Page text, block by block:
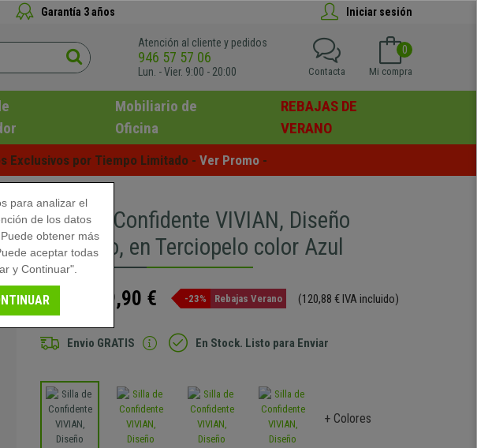
Garantía 3 años Iniciar sesión
Atención al cliente y pedidos
946 57 57 06
Lun. - Vier. 9:00 - 20:00
0
Mi compra
Contacta
Mobiliario de
Oficina
REBAJAS DE
VERANO
Exclusivos por Tiempo Limitado - Ver Promo -
Silla de Confidente VIVIAN, Diseño
moderno, en Terciopelo color Azul
129,90 € 99,90 € -23% Rebajas Verano (120,88 € IVA incluido)
Envio GRATIS En Stock. Listo para Enviar
+ Colores
para analizar el
de los datos
obtener más
aceptar todas
y Continuar".